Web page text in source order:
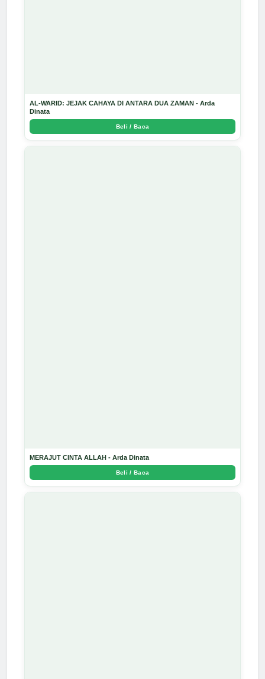
AL-WARID: JEJAK CAHAYA DI ANTARA DUA ZAMAN - Arda
Dinata
Beli / Baca
MERAJUT CINTA ALLAH - Arda Dinata
Beli / Baca